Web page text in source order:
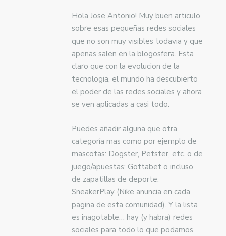
Hola Jose Antonio! Muy buen articulo
sobre esas pequeñas redes sociales
que no son muy visibles todavia y que
apenas salen en la blogosfera. Esta
claro que con la evolucion de la
tecnologia, el mundo ha descubierto
el poder de las redes sociales y ahora
se ven aplicadas a casi todo.
Puedes añadir alguna que otra
categoría mas como por ejemplo de
mascotas: Dogster, Petster, etc. o de
juego/apuestas: Gottabet o incluso
de zapatillas de deporte:
SneakerPlay (Nike anuncia en cada
pagina de esta comunidad). Y la lista
es inagotable… hay (y habra) redes
sociales para todo lo que podamos